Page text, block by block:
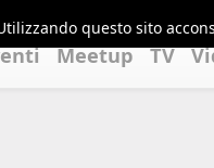
questo sito
Meetup TV